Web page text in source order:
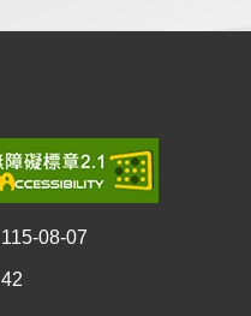
115-08-07
42